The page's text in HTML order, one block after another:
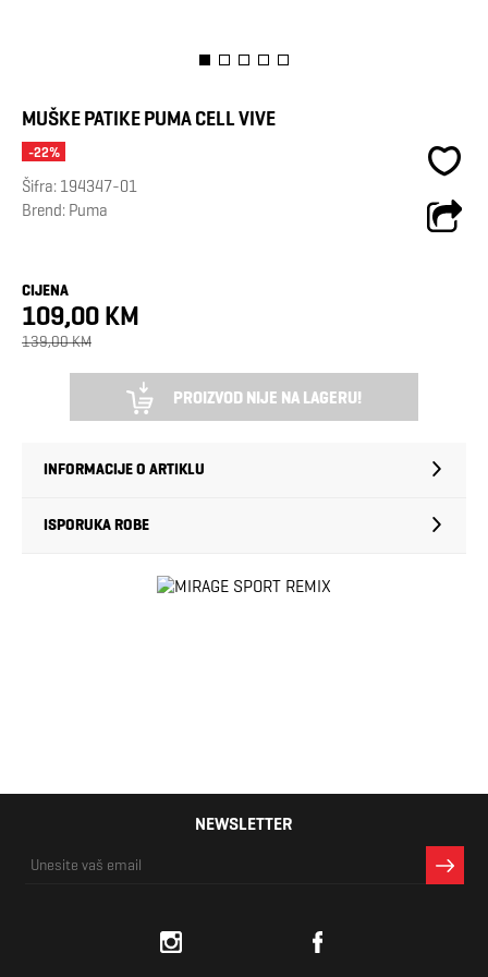
MUŠKE PATIKE PUMA CELL VIVE
-22%
Šifra: 194347-01
Brend: Puma
CIJENA
109,00 KM
139,00 KM
PROIZVOD NIJE NA LAGERU!
INFORMACIJE O ARTIKLU
ISPORUKA ROBE
NEWSLETTER